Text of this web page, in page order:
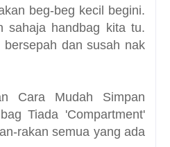
beg-beg kecil begini.
sahaja handbag kita tu.
dan susah nak
Cara Mudah Simpan
Tiada 'Compartment'
rakan semua yang ada